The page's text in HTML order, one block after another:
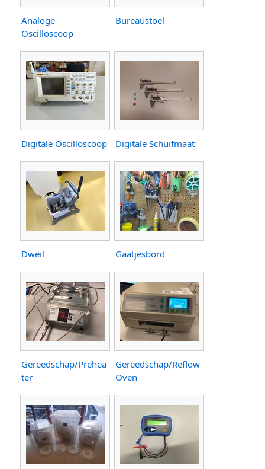
Analoge
Oscilloscoop
Bureaustoel
Digitale Oscilloscoop Digitale Schuifmaat
Dweil Gaatjesbord
Gereedschap/Prehea
ter
Gereedschap/Reflow
Oven